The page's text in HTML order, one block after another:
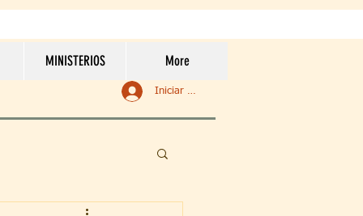
MINISTERIOS More
Iniciar sesión